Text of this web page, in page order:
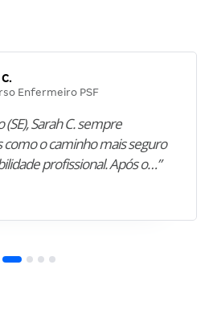
Enfermeiro PSF
Sarah C. sempre
o caminho mais seguro
profissional. Após o…”